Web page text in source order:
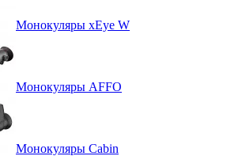
Монокуляры xEye W
Монокуляры AFFO
Монокуляры Cabin